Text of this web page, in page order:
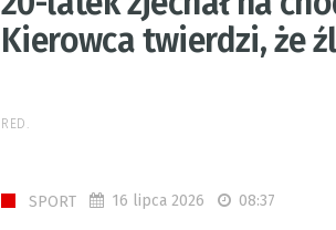
Kierowca twierdzi, że
RED.
SPORT 16 lipca 2026 08:37